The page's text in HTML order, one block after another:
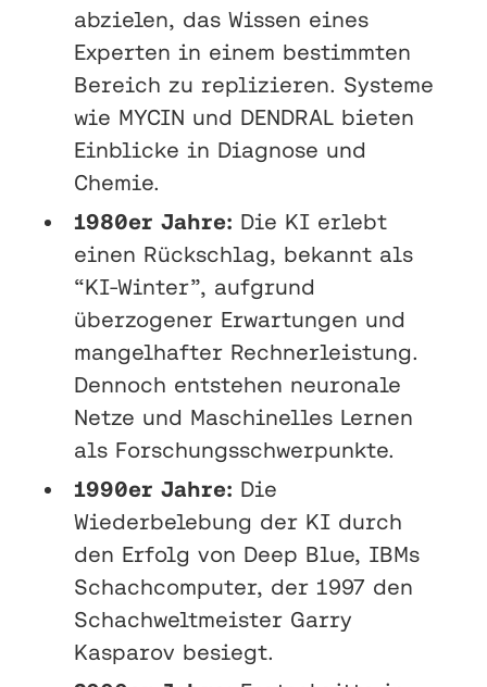
abzielen, das Wissen eines
Experten in einem bestimmten
Bereich zu replizieren. Systeme
wie MYCIN und DENDRAL bieten
Einblicke in Diagnose und
Chemie.
1980er Jahre: Die KI erlebt
einen Rückschlag, bekannt als
“KI-Winter”, aufgrund
überzogener Erwartungen und
mangelhafter Rechnerleistung.
Dennoch entstehen neuronale
Netze und Maschinelles Lernen
als Forschungsschwerpunkte.
1990er Jahre: Die
Wiederbelebung der KI durch
den Erfolg von Deep Blue, IBMs
Schachcomputer, der 1997 den
Schachweltmeister Garry
Kasparov besiegt.